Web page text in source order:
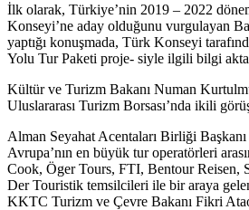
İlk olarak, Türkiye’nin 2019 – 2022
Konseyi’ne aday olduğunu vurgulayan
yaptığı konuşmada, Türk Konseyi
Yolu Tur Paketi proje- siyle ilgili bilgi
Kültür ve Turizm Bakanı Numan
Uluslararası Turizm Borsası’nda ikili
Alman Seyahat Acentaları Birliği
Avrupa’nın en büyük tur operatörleri
Cook, Öger Tours, FTI, Bentour Reisen,
Der Touristik temsilcileri ile bir araya
KKTC Turizm ve Çevre Bakanı Fikri